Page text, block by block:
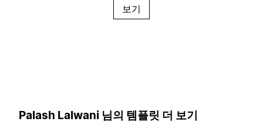
보기
Palash Lalwani 님의 템플릿 더 보기